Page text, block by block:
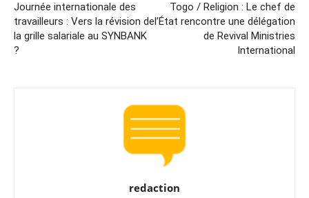
Journée internationale des
travailleurs : Vers la révision de
la grille salariale au SYNBANK
?
Togo / Religion : Le chef de
l’État rencontre une délégation
de Revival Ministries
International
redaction